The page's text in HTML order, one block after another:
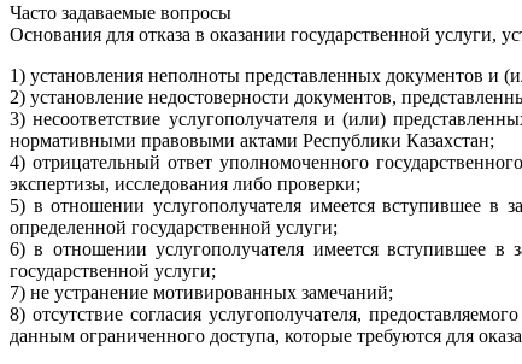
Часто задаваемые вопросы
Основания для отказа в оказании государственной услуги,
1) установления неполноты представленных документов и
2) установление недостоверности документов,
3) несоответствие услугополучателя и (или)
нормативными правовыми актами Республики Казахстан;
4) отрицательный ответ уполномоченного
экспертизы, исследования либо проверки;
5) в отношении услугополучателя имеется вступившее в
определенной государственной услуги;
6) в отношении услугополучателя имеется вступившее в
государственной услуги;
7) не устранение мотивированных замечаний;
8) отсутствие согласия услугополучателя,
данным ограниченного доступа, которые требуются для